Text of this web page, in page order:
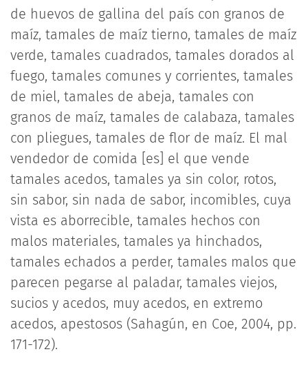
de huevos de gallina del país con granos de
maíz, tamales de maíz tierno, tamales de maíz
verde, tamales cuadrados, tamales dorados al
fuego, tamales comunes y corrientes, tamales
de miel, tamales de abeja, tamales con
granos de maíz, tamales de calabaza, tamales
con pliegues, tamales de flor de maíz. El mal
vendedor de comida [es] el que vende
tamales acedos, tamales ya sin color, rotos,
sin sabor, sin nada de sabor, incomibles, cuya
vista es aborrecible, tamales hechos con
malos materiales, tamales ya hinchados,
tamales echados a perder, tamales malos que
parecen pegarse al paladar, tamales viejos,
sucios y acedos, muy acedos, en extremo
acedos, apestosos (Sahagún, en Coe, 2004, pp.
171-172).